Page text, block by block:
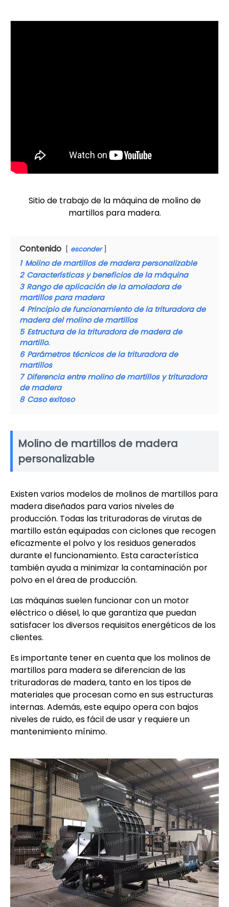
Sitio de trabajo de la máquina de molino de
martillos para madera.
Contenido esconder
1 Molino de martillos de madera personalizable
2 Características y beneficios de la máquina
3 Rango de aplicación de la amoladora de
martillos para madera
4 Principio de funcionamiento de la trituradora de
madera del molino de martillos
5 Estructura de la trituradora de madera de
martillo.
6 Parámetros técnicos de la trituradora de
martillos
7 Diferencia entre molino de martillos y trituradora
de madera
8 Caso exitoso
Molino de martillos de madera
personalizable
Existen varios modelos de molinos de martillos para
madera diseñados para varios niveles de
producción. Todas las trituradoras de virutas de
martillo están equipadas con ciclones que recogen
eficazmente el polvo y los residuos generados
durante el funcionamiento. Esta característica
también ayuda a minimizar la contaminación por
polvo en el área de producción.
Las máquinas suelen funcionar con un motor
eléctrico o diésel, lo que garantiza que puedan
satisfacer los diversos requisitos energéticos de los
clientes.
Es importante tener en cuenta que los molinos de
martillos para madera se diferencian de las
trituradoras de madera, tanto en los tipos de
materiales que procesan como en sus estructuras
internas. Además, este equipo opera con bajos
niveles de ruido, es fácil de usar y requiere un
mantenimiento mínimo.